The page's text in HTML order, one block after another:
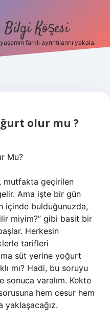
Bilgi Köşesi
farklı ayrıntılarını yakala.
olur mu ?
Mu?
mutfakta geçirilen
Ama işte bir gün
içinde bulduğunuzda,
miyim?” gibi basit bir
Herkesin
tarifleri
süt yerine yoğurt
mı? Hadi, bu soruyu
sonuca varalım. Kekte
hem cesur hem
yaklaşacağız.